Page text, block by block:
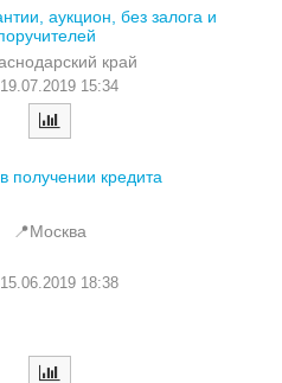
аукцион, без залога и
край
19.07.2019 15:34
получении кредита
📍Москва
15.06.2019 18:38